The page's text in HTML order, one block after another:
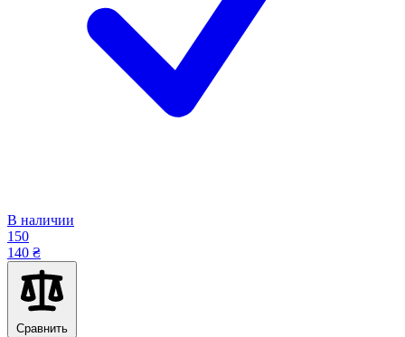
В наличии
150
140 ₴
Сравнить